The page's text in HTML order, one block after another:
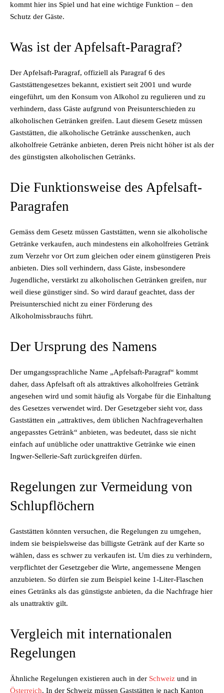
kommt hier ins Spiel und hat eine wichtige Funktion – den
Schutz der Gäste.
Was ist der Apfelsaft-Paragraf?
Der Apfelsaft-Paragraf, offiziell als Paragraf 6 des
Gaststättengesetzes bekannt, existiert seit 2001 und wurde
eingeführt, um den Konsum von Alkohol zu regulieren und zu
verhindern, dass Gäste aufgrund von Preisunterschieden zu
alkoholischen Getränken greifen. Laut diesem Gesetz müssen
Gaststätten, die alkoholische Getränke ausschenken, auch
alkoholfreie Getränke anbieten, deren Preis nicht höher ist als der
des günstigsten alkoholischen Getränks.
Die Funktionsweise des Apfelsaft-
Paragrafen
Gemäss dem Gesetz müssen Gaststätten, wenn sie alkoholische
Getränke verkaufen, auch mindestens ein alkoholfreies Getränk
zum Verzehr vor Ort zum gleichen oder einem günstigeren Preis
anbieten. Dies soll verhindern, dass Gäste, insbesondere
Jugendliche, verstärkt zu alkoholischen Getränken greifen, nur
weil diese günstiger sind. So wird darauf geachtet, dass der
Preisunterschied nicht zu einer Förderung des
Alkoholmissbrauchs führt.
Der Ursprung des Namens
Der umgangssprachliche Name „Apfelsaft-Paragraf“ kommt
daher, dass Apfelsaft oft als attraktives alkoholfreies Getränk
angesehen wird und somit häufig als Vorgabe für die Einhaltung
des Gesetzes verwendet wird. Der Gesetzgeber sieht vor, dass
Gaststätten ein „attraktives, dem üblichen Nachfrageverhalten
angepasstes Getränk“ anbieten, was bedeutet, dass sie nicht
einfach auf unübliche oder unattraktive Getränke wie einen
Ingwer-Sellerie-Saft zurückgreifen dürfen.
Regelungen zur Vermeidung von
Schlupflöchern
Gaststätten könnten versuchen, die Regelungen zu umgehen,
indem sie beispielsweise das billigste Getränk auf der Karte so
wählen, dass es schwer zu verkaufen ist. Um dies zu verhindern,
verpflichtet der Gesetzgeber die Wirte, angemessene Mengen
anzubieten. So dürfen sie zum Beispiel keine 1-Liter-Flaschen
eines Getränks als das günstigste anbieten, da die Nachfrage hier
als unattraktiv gilt.
Vergleich mit internationalen
Regelungen
Ähnliche Regelungen existieren auch in der Schweiz und in
Österreich. In der Schweiz müssen Gaststätten je nach Kanton